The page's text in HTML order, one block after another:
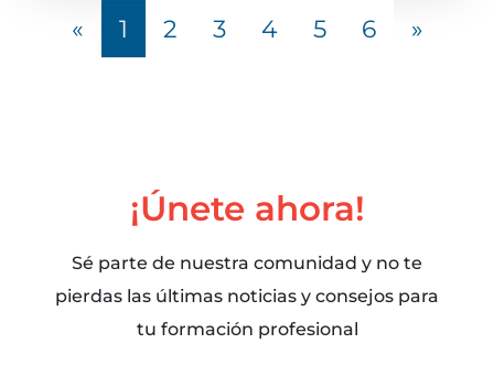
« 1 2 3 4 5 6 »
¡Únete ahora!
Sé parte de nuestra comunidad y no te
pierdas las últimas noticias y consejos para
tu formación profesional